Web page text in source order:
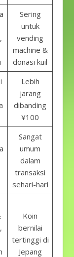
Sering
untuk
vending
machine &
donasi kuil
Lebih
jarang
dibanding
¥100
Sangat
umum
dalam
transaksi
sehari-hari
Koin
bernilai
tertinggi di
Jepang